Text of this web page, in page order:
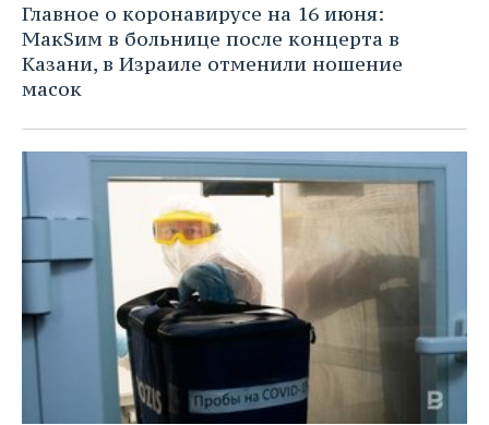
Главное о коронавирусе на 16 июня:
МакSим в больнице после концерта в
Казани, в Израиле отменили ношение
масок